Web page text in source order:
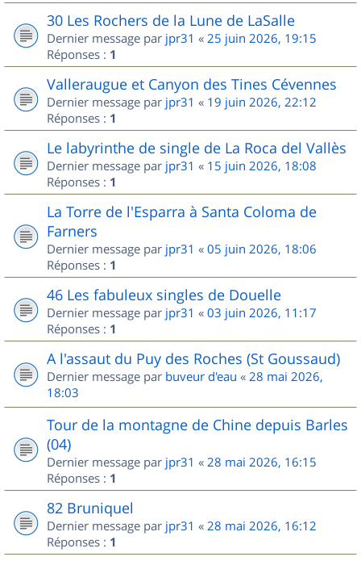
30 Les Rochers de la Lune de LaSalle
Dernier message par jpr31 « 25 juin 2026, 19:15
Réponses : 1
Valleraugue et Canyon des Tines Cévennes
Dernier message par jpr31 « 19 juin 2026, 22:12
Réponses : 1
Le labyrinthe de single de La Roca del Vallès
Dernier message par jpr31 « 15 juin 2026, 18:08
Réponses : 1
La Torre de l'Esparra à Santa Coloma de
Farners
Dernier message par jpr31 « 05 juin 2026, 18:06
Réponses : 1
46 Les fabuleux singles de Douelle
Dernier message par jpr31 « 03 juin 2026, 11:17
Réponses : 1
A l'assaut du Puy des Roches (St Goussaud)
Dernier message par buveur d'eau « 28 mai 2026,
18:03
Tour de la montagne de Chine depuis Barles
(04)
Dernier message par jpr31 « 28 mai 2026, 16:15
Réponses : 1
82 Bruniquel
Dernier message par jpr31 « 28 mai 2026, 16:12
Réponses : 1